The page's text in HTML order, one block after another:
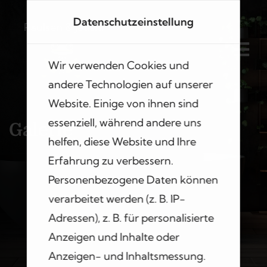
Paulsen & Jetishi
Galerie
Datenschutzeinstellung
Wir verwenden Cookies und
andere Technologien auf unserer
Website. Einige von ihnen sind
essenziell, während andere uns
helfen, diese Website und Ihre
Erfahrung zu verbessern.
Personenbezogene Daten können
verarbeitet werden (z. B. IP-
Adressen), z. B. für personalisierte
Anzeigen und Inhalte oder
Anzeigen- und Inhaltsmessung.